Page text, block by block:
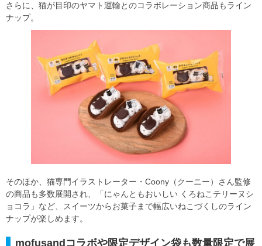
さらに、猫が目印のヤマト運輸とのコラボレーション商品もライン
ナップ。
そのほか、猫専門イラストレーター・Coony（クーニー）さん監修
の商品も多数展開され、「にゃんともおいしい くろねこテリーヌシ
ョコラ」など、スイーツからお菓子まで幅広いねこづくしのライン
ナップが楽しめます。
mofusandコラボや限定デザイン袋も数量限定で展